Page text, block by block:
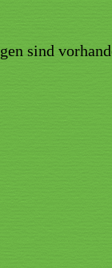
sind